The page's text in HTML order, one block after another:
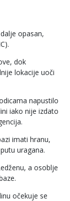
opasan,
dok
lokacije uoči
napustilo
iako nije izdato
imati hranu,
uragana.
a osoblje
očekuje se